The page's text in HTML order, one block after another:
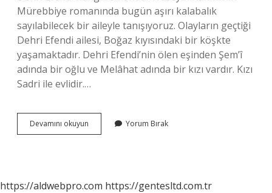
Mürebbiye romanında bugün aşırı kalabalık
sayılabilecek bir aileyle tanışıyoruz. Olayların geçtiği
Dehri Efendi ailesi, Boğaz kıyısındaki bir köşkte
yaşamaktadır. Dehri Efendi’nin ölen eşinden Şem’î
adında bir oğlu ve Melâhat adında bir kızı vardır. Kızı
Sadri ile evlidir.…
Devamını okuyun Mürebbiye
Hangi
Yorum Bırak
https://aldwebpro.com https://gentesltd.com.tr